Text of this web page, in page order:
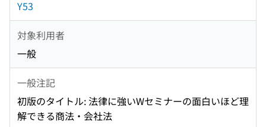
Y53
対象利用者
一般
一般注記
初版のタイトル: 法律に強いWセミナーの面白いほど理
解できる商法・会社法